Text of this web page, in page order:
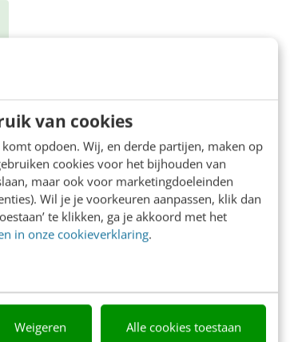
van cookies
opdoen. Wij, en derde partijen, maken op
cookies voor het bijhouden van
maar ook voor marketingdoeleinden
Wil je je voorkeuren aanpassen, klik dan
te klikken, ga je akkoord met het
in onze cookieverklaring.
Weigeren Alle cookies toestaan